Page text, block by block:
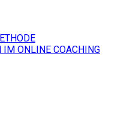
IM ONLINE COACHING